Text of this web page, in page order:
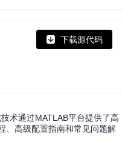
下载源代码
术通过MATLAB平台提供了高
、高级配置指南和常见问题解